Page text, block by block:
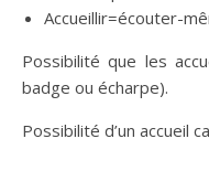
Accueillir=écouter-
Possibilité que les
badge ou écharpe).
Possibilité d’un accueil